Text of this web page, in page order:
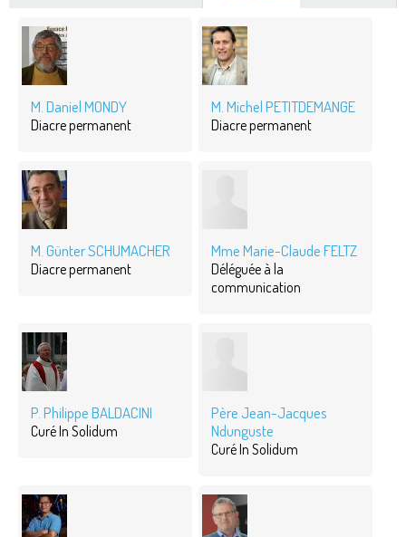
M. Daniel MONDY
Diacre permanent
M. Michel PETITDEMANGE
Diacre permanent
M. Günter SCHUMACHER
Diacre permanent
Mme Marie-Claude FELTZ
Déléguée à la
communication
P. Philippe BALDACINI
Curé In Solidum
Père Jean-Jacques
Ndunguste
Curé In Solidum